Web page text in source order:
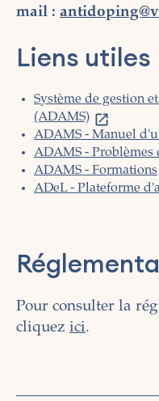
mail :
Liens utiles
Système de gestion
(ADAMS)
ADAMS - Manuel
ADAMS - Problèmes
ADAMS - Formations
ADeL - Plateforme
Pour consulter la
cliquez ici.